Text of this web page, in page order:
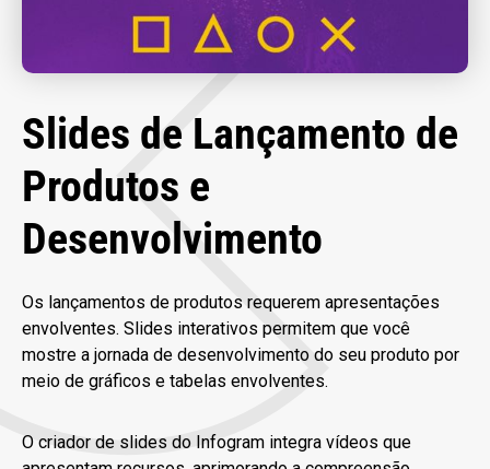
Slides de Lançamento de
Produtos e
Desenvolvimento
Os lançamentos de produtos requerem apresentações
envolventes. Slides interativos permitem que você
mostre a jornada de desenvolvimento do seu produto por
meio de gráficos e tabelas envolventes.
O criador de slides do Infogram integra vídeos que